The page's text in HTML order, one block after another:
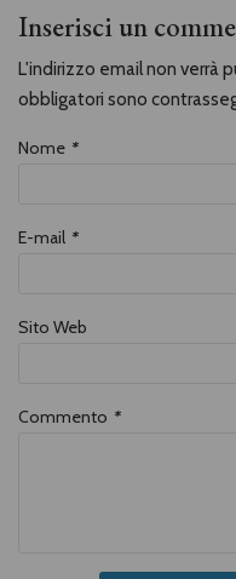
Inserisci un
L'indirizzo email non verrà
obbligatori sono
Nome *
E-mail *
Sito Web
Commento *